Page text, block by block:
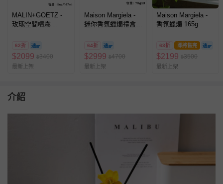
MALIN+GOETZ -
玫瑰空間噴霧
62折
$2099 $3400
最新上架
Maison Margiela -
迷你香氛蠟燭禮盒 3
64折
$2999 $4700
最新上架
Maison Margiela -
香氛蠟燭 165g
63折 即將售完
$2199 $3500
最新上架
介紹